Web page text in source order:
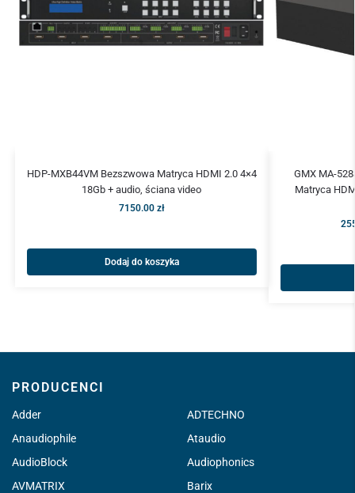
HDP-MXB44VM Bezszwowa Matryca HDMI 2.0 4×4
18Gb + audio, ściana video
7150.00 zł
Dodaj do koszyka
GMX MA-
Matryca
PRODUCENCI
Adder
ADTECHNO
Anaudiophile
Ataudio
AudioBlock
Audiophonics
AVMATRIX
Barix